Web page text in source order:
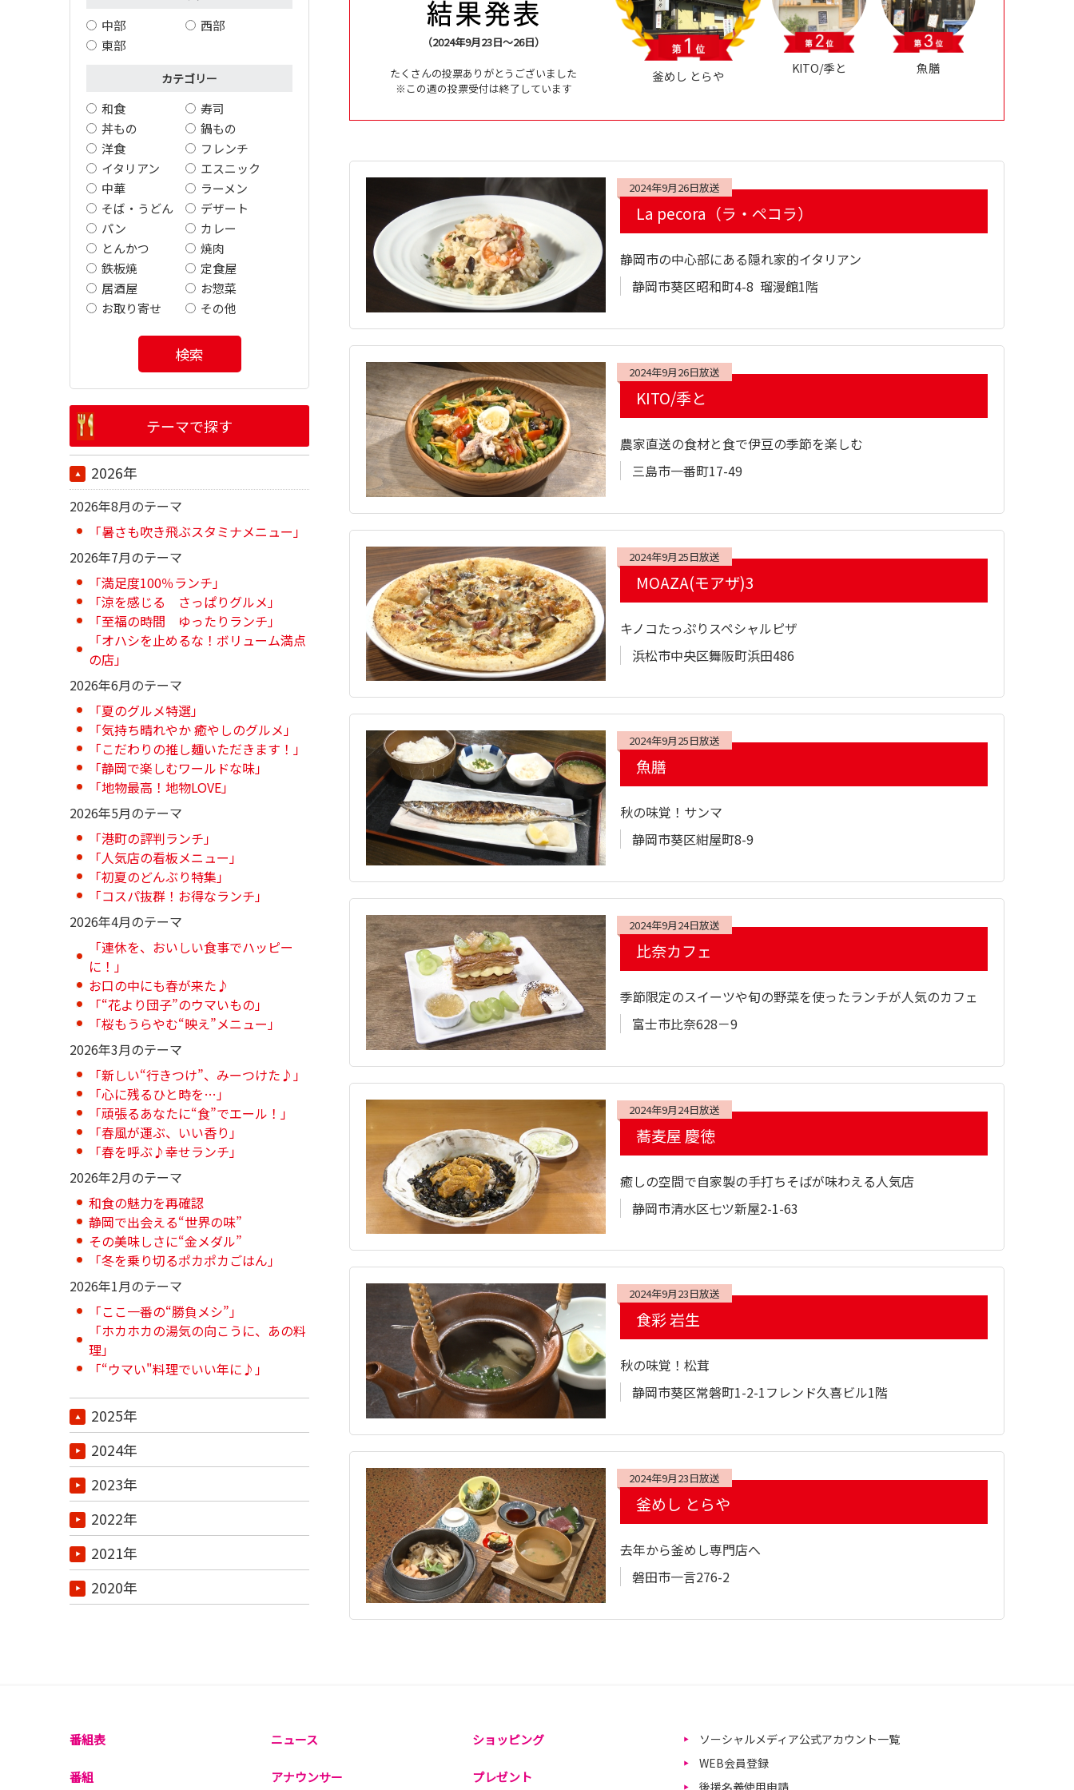
（2024年9月23日～26日）
たくさんの投票ありがとうございました
※この週の投票受付は終了しています
釜めし とらや KITO/季と 魚膳
2024年9月26日放送
La pecora（ラ・ペコラ）
静岡市の中心部にある隠れ家的イタリアン
静岡市葵区昭和町4-8 瑠漫館1階
2024年9月26日放送
KITO/季と
農家直送の食材と食で伊豆の季節を楽しむ
三島市一番町17-49
2024年9月25日放送
MOAZA(モアザ)3
キノコたっぷりスペシャルピザ
浜松市中央区舞阪町浜田486
2024年9月25日放送
魚膳
秋の味覚！サンマ
静岡市葵区紺屋町8-9
2024年9月24日放送
比奈カフェ
季節限定のスイーツや旬の野菜を使ったランチが人気のカフェ
富士市比奈628－9
2024年9月24日放送
蕎麦屋 慶徳
癒しの空間で自家製の手打ちそばが味わえる人気店
静岡市清水区七ツ新屋2-1-63
2024年9月23日放送
食彩 岩生
秋の味覚！松茸
静岡市葵区常磐町1-2-1フレンド久喜ビル1階
2024年9月23日放送
釜めし とらや
去年から釜めし専門店へ
磐田市一言276-2
中部
西部
東部
カテゴリー
和食
寿司
丼もの
鍋もの
洋食
フレンチ
イタリアン
エスニック
中華
ラーメン
そば・うどん
デザート
パン
カレー
とんかつ
焼肉
鉄板焼
定食屋
居酒屋
お惣菜
お取り寄せ
その他
検索
テーマで探す
2026年
2026年8月のテーマ
「暑さも吹き飛ぶスタミナメニュー」
2026年7月のテーマ
「満足度100％ランチ」
「涼を感じる さっぱりグルメ」
「至福の時間 ゆったりランチ」
「オハシを止めるな！ボリューム満点
の店」
2026年6月のテーマ
「夏のグルメ特選」
「気持ち晴れやか 癒やしのグルメ」
「こだわりの推し麺いただきます！」
「静岡で楽しむワールドな味」
「地物最高！地物LOVE」
2026年5月のテーマ
「港町の評判ランチ」
「人気店の看板メニュー」
「初夏のどんぶり特集」
「コスパ抜群！お得なランチ」
2026年4月のテーマ
「連休を、おいしい食事でハッピー
に！」
お口の中にも春が来た♪
「“花より団子”のウマいもの」
「桜もうらやむ“映え”メニュー」
2026年3月のテーマ
「新しい“行きつけ”、みーつけた♪」
「心に残るひと時を…」
「頑張るあなたに“食”でエール！」
「春風が運ぶ、いい香り」
「春を呼ぶ♪幸せランチ」
2026年2月のテーマ
和食の魅力を再確認
静岡で出会える“世界の味”
その美味しさに“金メダル”
「冬を乗り切るポカポカごはん」
2026年1月のテーマ
「ここ一番の“勝負メシ”」
「ホカホカの湯気の向こうに、あの料
理」
「“ウマい"料理でいい年に♪」
2025年
2024年
2023年
2022年
2021年
2020年
番組表
番組
ニュース
アナウンサー
ショッピング
プレゼント
ソーシャルメディア公式アカウント一覧
WEB会員登録
後援名義使用申請